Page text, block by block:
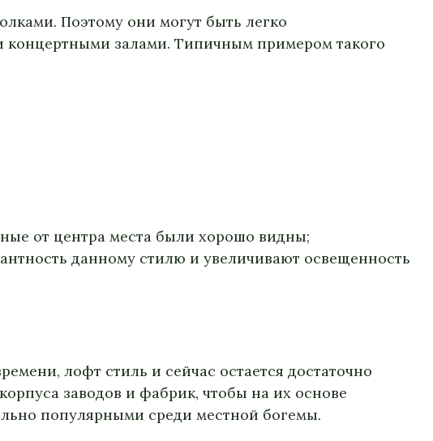
Поэтому они могут быть легко
залами. Типичным примером такого
от центра места были хорошо видны;
данному стилю и увеличивают освещенность
лофт стиль и сейчас остается достаточно
заводов и фабрик, чтобы на их основе
популярными среди местной богемы.